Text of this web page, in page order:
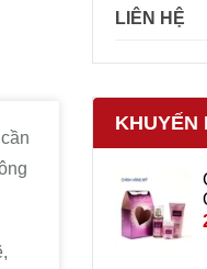
LIÊN HỆ
KHUYẾN